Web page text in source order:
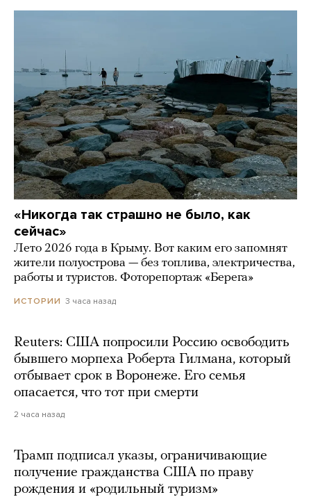
«Никогда так страшно не было, как
сейчас»
Лето 2026 года в Крыму. Вот каким его запомнят
жители полуострова — без топлива, электричества,
работы и туристов. Фоторепортаж «Берега»
ИСТОРИИ 3 часа назад
Reuters: США попросили Россию освободить
бывшего морпеха Роберта Гилмана, который
отбывает срок в Воронеже. Его семья
опасается, что тот при смерти
2 часа назад
Трамп подписал указы, ограничивающие
получение гражданства США по праву
рождения и «родильный туризм»